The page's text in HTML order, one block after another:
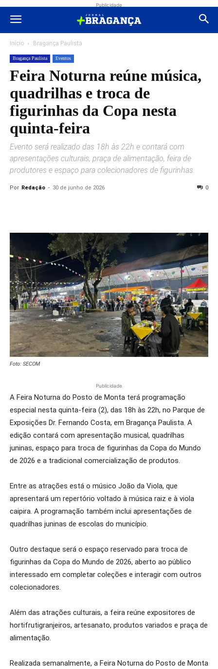
Publicidade
Início Bragança Paulista
Bragança Paulista Eventos
Feira Noturna reúne música,
quadrilhas e troca de
figurinhas da Copa nesta
quinta-feira
Evento será realizado das 18h às 22h e contará com
apresentações culturais, praça de alimentação, feira de
produtores e espaço para colecionadores de figurinhas.
Por Redação - 30 de junho de 2026 0
Foto: SECOM
Publicidade
A Feira Noturna do Posto de Monta terá programação
especial nesta quinta-feira (2), das 18h às 22h, no Parque de
Exposições Dr. Fernando Costa, em Bragança Paulista. A
edição contará com apresentação musical, quadrilhas
juninas, espaço para troca de figurinhas da Copa do Mundo
de 2026 e a tradicional comercialização de produtos.
Entre as atrações está o músico João da Viola, que
apresentará um repertório voltado à música raiz e à viola
caipira. A programação também inclui apresentações de
quadrilhas juninas de escolas do município.
Outro destaque será o espaço reservado para troca de
figurinhas da Copa do Mundo de 2026, aberto ao público
interessado em completar coleções e interagir com outros
colecionadores.
Além das atrações culturais, a feira reúne expositores de
hortifrutigranjeiros, artesanato, produtos variados e praça de
alimentação.
Realizada semanalmente, a Feira Noturna do Posto de Monta